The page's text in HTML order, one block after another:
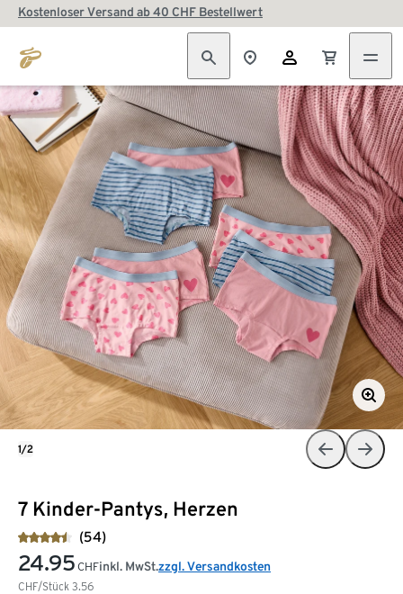
Kostenloser Versand ab 40 CHF Bestellwert
7 Kinder-Pantys, Herzen
(54)
24.95 CHF
CHF/Stück 3.56
inkl. MwSt.zzgl. Versandkosten
1/2